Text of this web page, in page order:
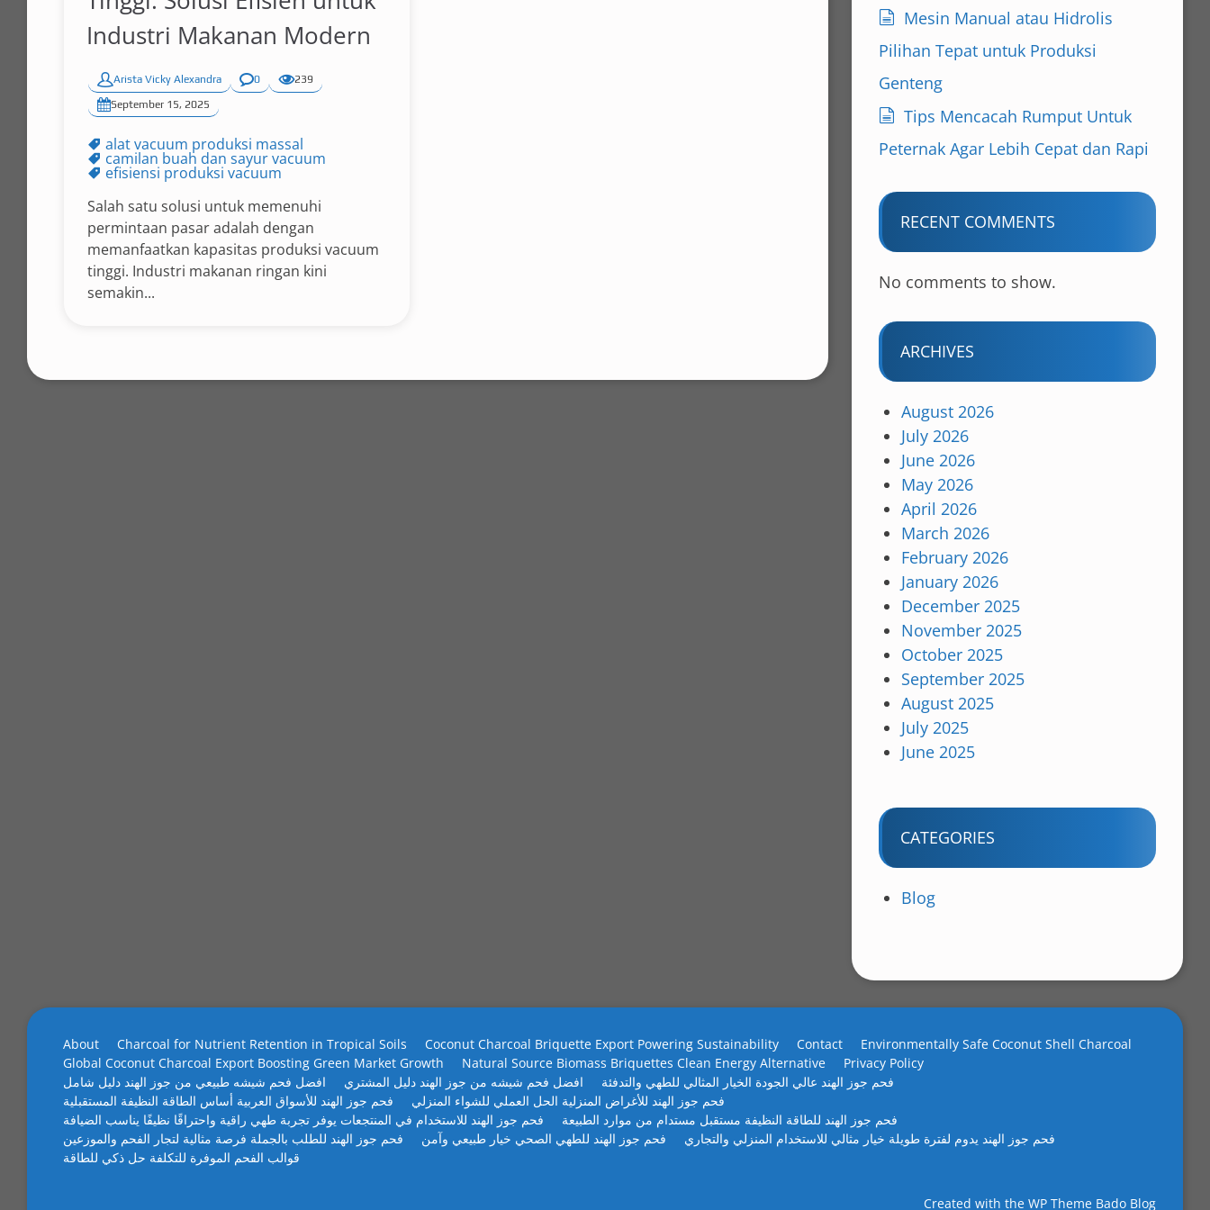
Industri Makanan Modern
Arista Vicky Alexandra 0
239
September 15, 2025
alat vacuum produksi massal
camilan buah dan sayur vacuum
efisiensi produksi vacuum
Salah satu solusi untuk memenuhi
permintaan pasar adalah dengan
memanfaatkan kapasitas produksi vacuum
tinggi. Industri makanan ringan kini
semakin...
Mesin Manual atau Hidrolis
Pilihan Tepat untuk Produksi
Genteng
Tips Mencacah Rumput Untuk
Peternak Agar Lebih Cepat dan Rapi
RECENT COMMENTS
No comments to show.
ARCHIVES
August 2026
July 2026
June 2026
May 2026
April 2026
March 2026
February 2026
January 2026
December 2025
November 2025
October 2025
September 2025
August 2025
July 2025
June 2025
CATEGORIES
Blog
About Charcoal for Nutrient Retention in Tropical Soils Coconut Charcoal Briquette Export Powering Sustainability Contact
Environmentally Safe Coconut Shell Charcoal
Global Coconut Charcoal Export Boosting Green Market Growth
Natural Source Biomass Briquettes Clean Energy Alternative
Privacy Policy
افضل فحم شيشه طبيعي من جوز الهند دليل شامل
افضل فحم شيشه من جوز الهند دليل المشتري
فحم جوز الهند عالي الجودة الخيار المثالي للطهي والتدفئة
فحم جوز الهند للأسواق العربية أساس الطاقة النظيفة المستقبلية
فحم جوز الهند للأغراض المنزلية الحل العملي للشواء المنزلي
فحم جوز الهند للاستخدام في المنتجعات يوفر تجربة طهي راقية واحتراقًا نظيفًا يناسب الضيافة
فحم جوز الهند للطاقة النظيفة مستقبل مستدام من موارد الطبيعة
فحم جوز الهند للطلب بالجملة فرصة مثالية لتجار الفحم والموزعين
فحم جوز الهند للطهي الصحي خيار طبيعي وآمن
فحم جوز الهند يدوم لفترة طويلة خيار مثالي للاستخدام المنزلي والتجاري
قوالب الفحم الموفرة للتكلفة حل ذكي للطاقة
Created with the WP Theme Bado Blog